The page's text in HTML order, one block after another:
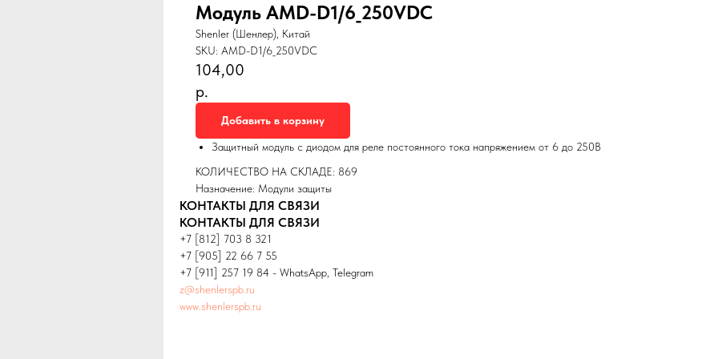
Модуль AMD-D1/6_250VDC
Shenler (Шенлер), Китай
SKU: AMD-D1/6_250VDC
104,00
р.
Добавить в корзину
Защитный модуль с диодом для реле постоянного тока напряжением от 6 до 250В
КОЛИЧЕСТВО НА СКЛАДЕ: 869
Назначение: Модули защиты
КОНТАКТЫ ДЛЯ СВЯЗИ
КОНТАКТЫ ДЛЯ СВЯЗИ
+7 [812] 703 8 321
+7 [905] 22 66 7 55
+7 [911] 257 19 84 - WhatsApp, Telegram
z@shenlerspb.ru
www.shenlerspb.ru